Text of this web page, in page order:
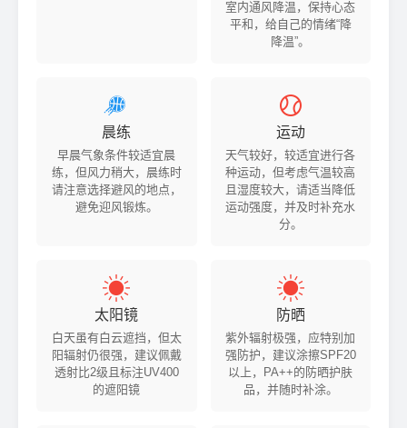
室内通风降温，保持心态
平和，给自己的情绪“降
降温”。

晨练
早晨气象条件较适宜晨
练，但风力稍大，晨练时
请注意选择避风的地点，
避免迎风锻炼。

运动
天气较好，较适宜进行各
种运动，但考虑气温较高
且湿度较大，请适当降低
运动强度，并及时补充水
分。

太阳镜
白天虽有白云遮挡，但太
阳辐射仍很强，建议佩戴
透射比2级且标注UV400
的遮阳镜

防晒
紫外辐射极强，应特别加
强防护，建议涂擦SPF20
以上，PA++的防晒护肤
品，并随时补涂。